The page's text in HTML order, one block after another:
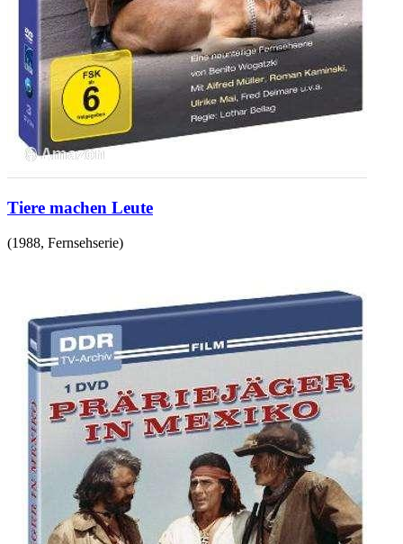
Tiere machen Leute
(1988, Fernsehserie)